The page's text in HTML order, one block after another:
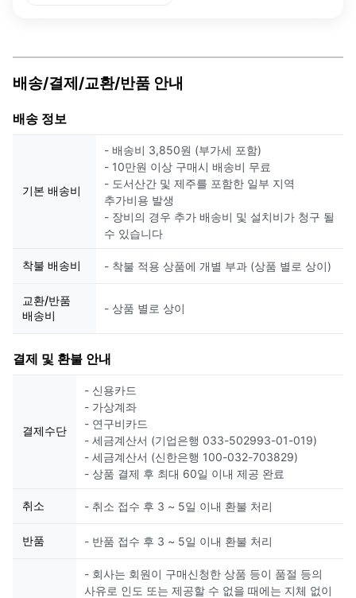
배송/결제/교환/반품 안내
배송 정보
기본 배송비
- 배송비 3,850원 (부가세 포함)
- 10만원 이상 구매시 배송비 무료
- 도서산간 및 제주를 포함한 일부 지역
추가비용 발생
- 장비의 경우 추가 배송비 및 설치비가 청구 될
수 있습니다
착불 배송비 - 착불 적용 상품에 개별 부과 (상품 별로 상이)
교환/반품
배송비
- 상품 별로 상이
결제 및 환불 안내
결제수단
- 신용카드
- 가상계좌
- 연구비카드
- 세금계산서 (기업은행 033-502993-01-019)
- 세금계산서 (신한은행 100-032-703829)
- 상품 결제 후 최대 60일 이내 제공 완료
취소 - 취소 접수 후 3 ~ 5일 이내 환불 처리
반품 - 반품 접수 후 3 ~ 5일 이내 환불 처리
- 회사는 회원이 구매신청한 상품 등이 품절 등의
사유로 인도 또는 제공할 수 없을 때에는 지체 없이